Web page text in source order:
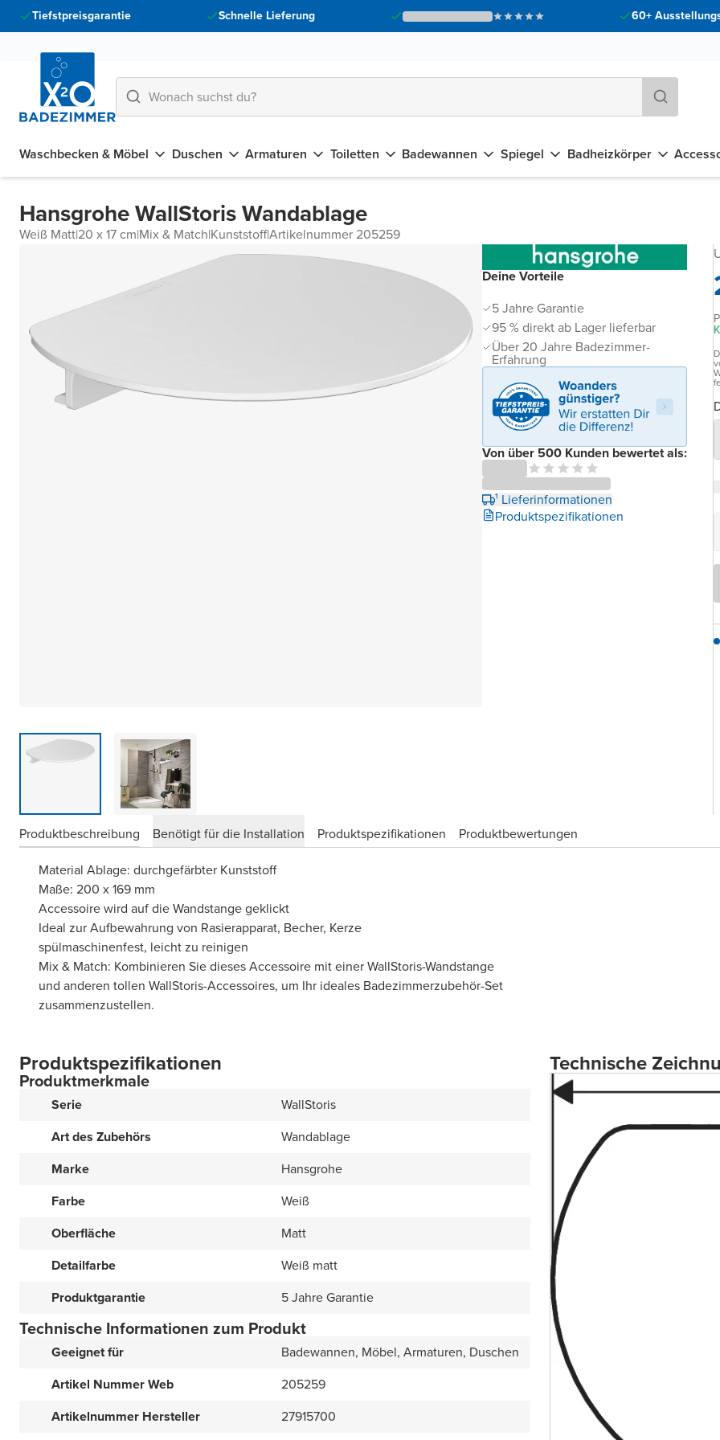
Tiefstpreisgarantie Schnelle Lieferung 60+
Waschbecken & Möbel Duschen Armaturen Toiletten Badewannen Spiegel Badheizkörper
Hansgrohe WallStoris Wandablage
Weiß Matt|20 x 17 cm|Mix & Match|Kunststoff|Artikelnummer 205259
Deine Vorteile
5 Jahre Garantie
95 % direkt ab Lager lieferbar
Über 20 Jahre Badezimmer-
Erfahrung
Von über 500 Kunden bewertet als:
¹ Lieferinformationen
Produktspezifikationen
Produktbeschreibung Benötigt für die Installation Produktspezifikationen
Produktbewertungen
Material Ablage: durchgefärbter Kunststoff
Maße: 200 x 169 mm
Accessoire wird auf die Wandstange geklickt
Ideal zur Aufbewahrung von Rasierapparat, Becher, Kerze
spülmaschinenfest, leicht zu reinigen
Mix & Match: Kombinieren Sie dieses Accessoire mit einer WallStoris-Wandstange
und anderen tollen WallStoris-Accessoires, um Ihr ideales Badezimmerzubehör-Set
zusammenzustellen.
Produktspezifikationen
Produktmerkmale
Serie
WallStoris
Art des Zubehörs
Wandablage
Marke
Hansgrohe
Farbe
Weiß
Oberfläche
Matt
Detailfarbe
Weiß matt
Produktgarantie
5 Jahre Garantie
Technische Informationen zum Produkt
Geeignet für
Badewannen, Möbel, Armaturen, Duschen
Artikel Nummer Web
205259
Artikelnummer Hersteller
27915700
Technische